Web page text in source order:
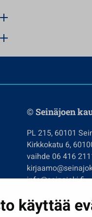
käyttää
© Seinäjoen
PL 215, 60101
Kirkkokatu 6,
vaihde 06 416
info@seinajoki.fi
Tilaa uutiskirje